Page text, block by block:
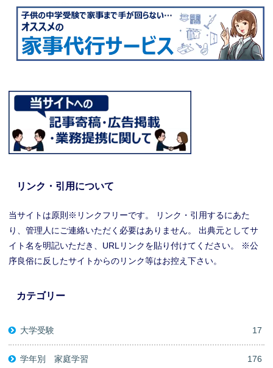
リンク・引用について
当サイトは原則※リンクフリーです。 リンク・引用するにあた
り、管理人にご連絡いただく必要はありません。 出典元としてサ
イト名を明記いただき、URLリンクを貼り付けてください。 ※公
序良俗に反したサイトからのリンク等はお控え下さい。
カテゴリー
大学受験 17
学年別 家庭学習 176